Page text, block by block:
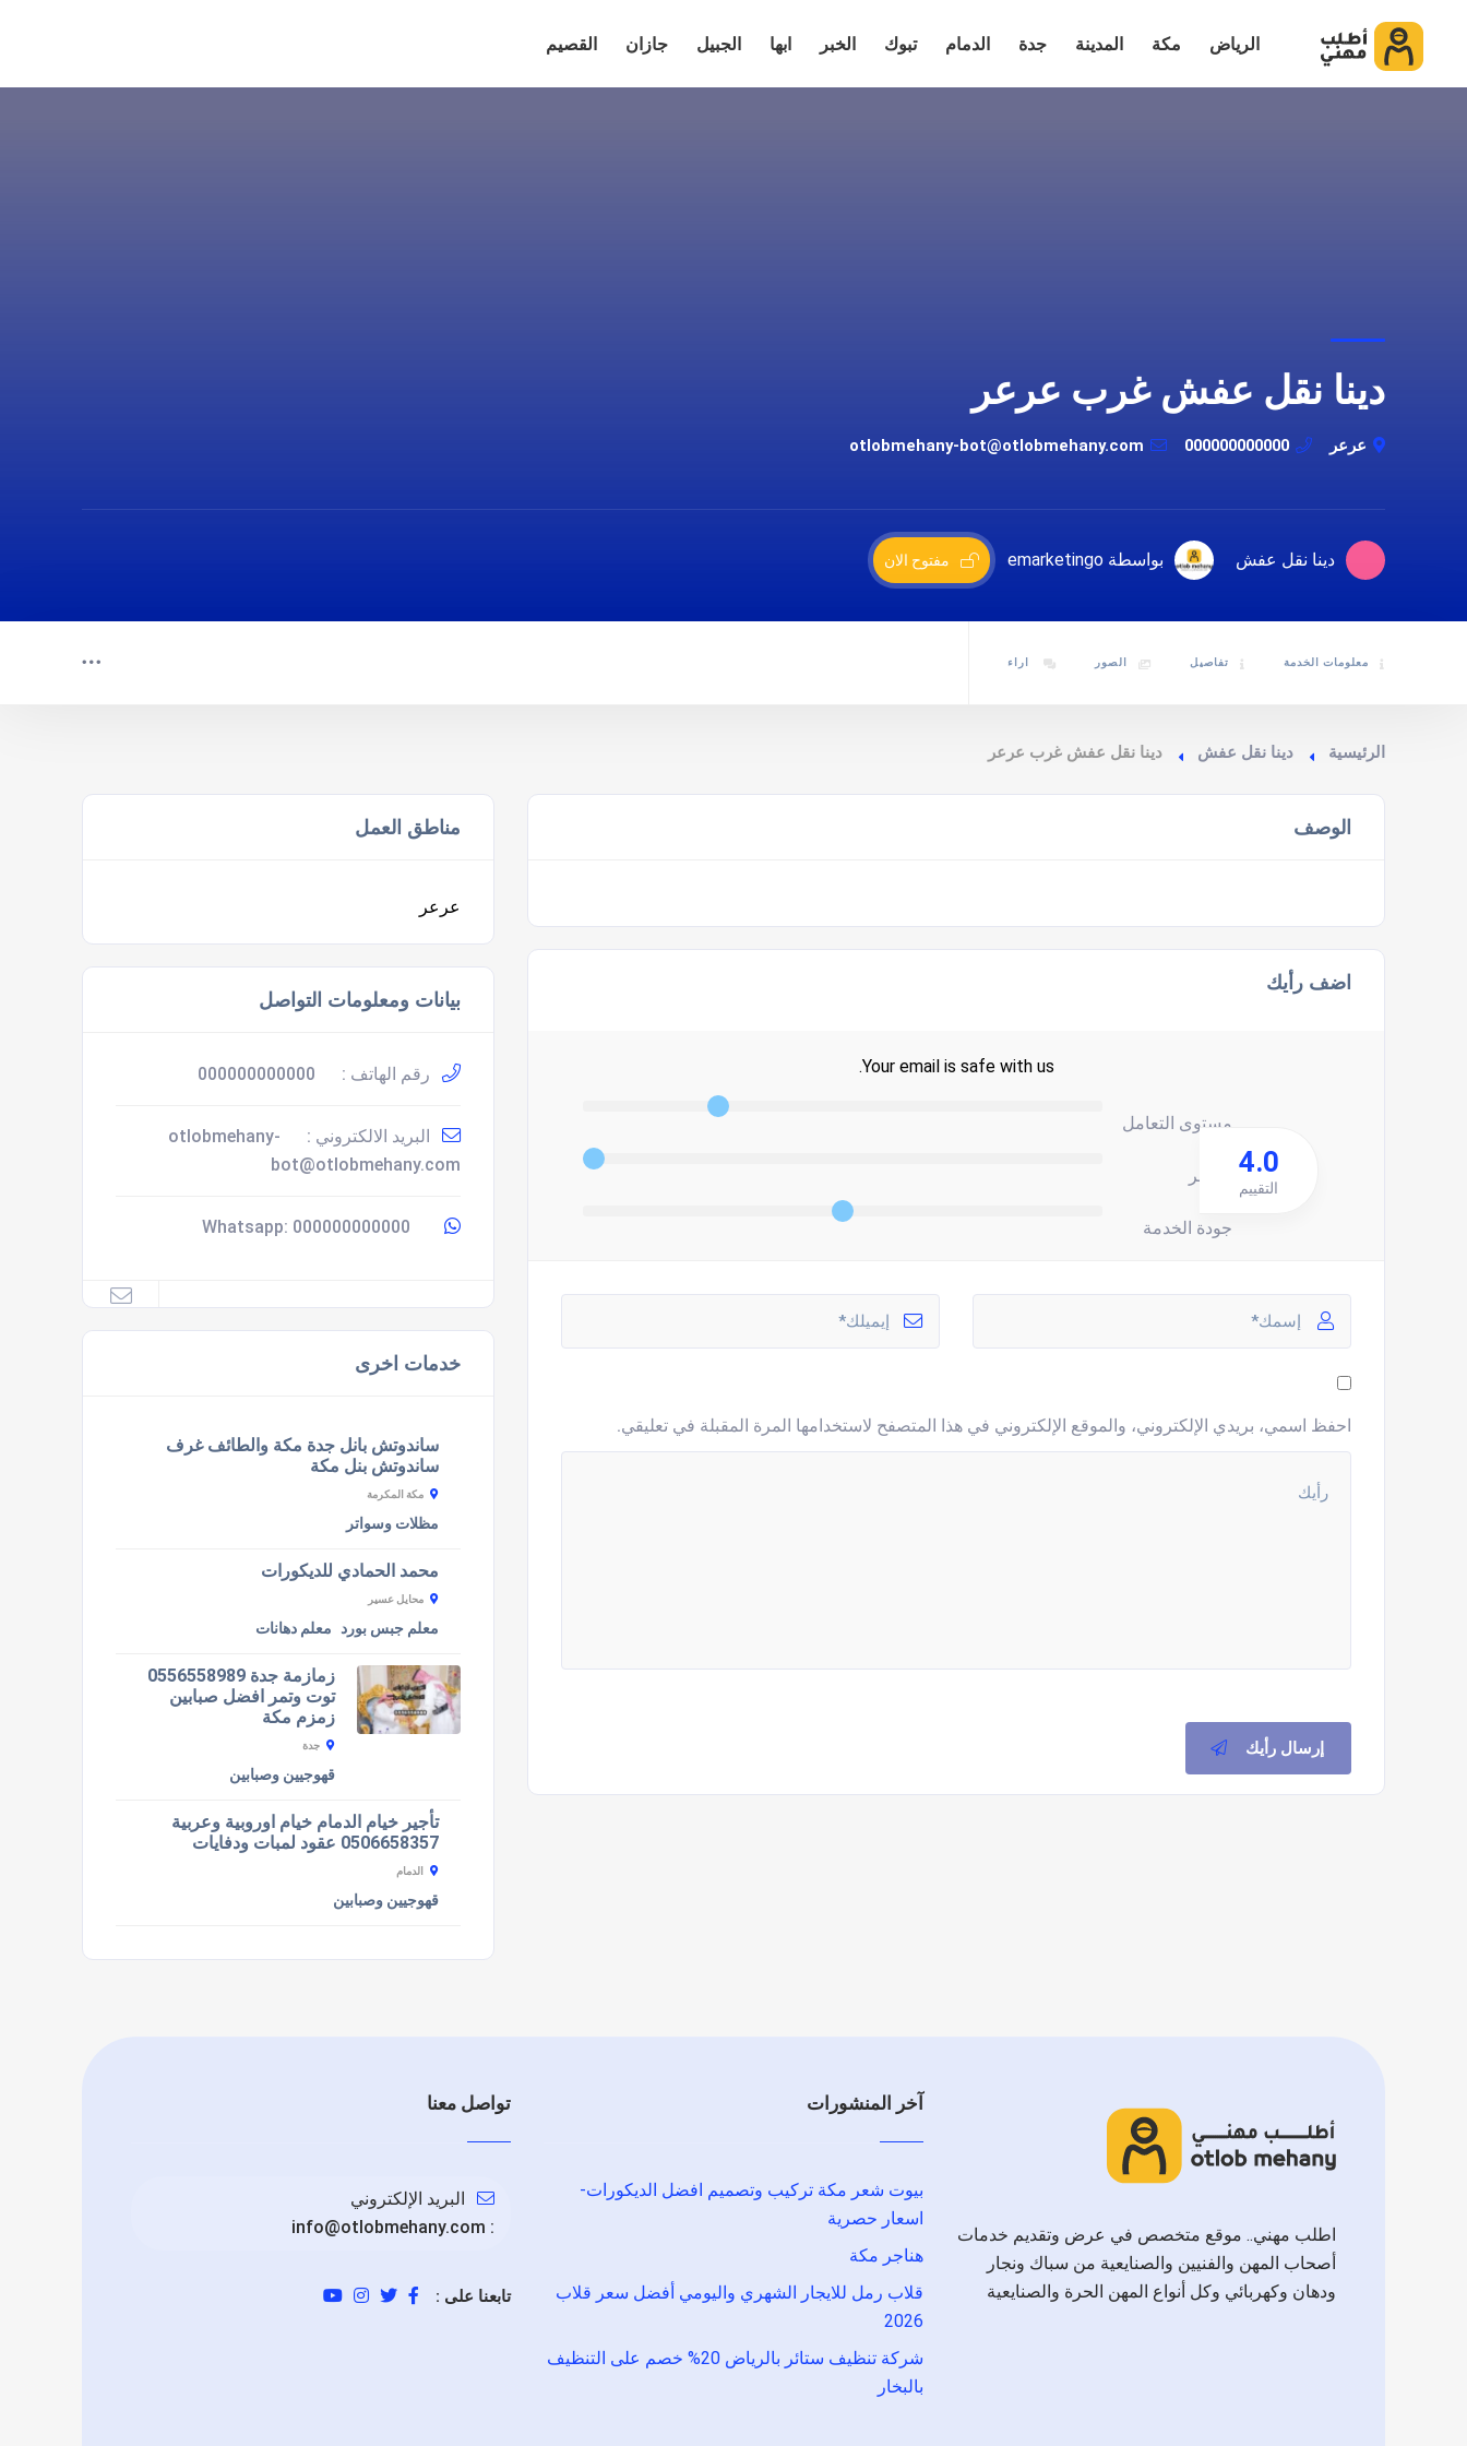
الرياض مكة المدينة جدة الدمام تبوك الخبر ابها الجبيل جازان القصيم
دينا نقل عفش غرب عرعر
عرعر 000000000000
otlobmehany-bot@otlobmehany.com
دينا نقل عفش بواسطة emarketingo مفتوح الان
معلومات الخدمة تفاصيل الصور اراء
الرئيسية دينا نقل عفش دينا نقل عفش غرب عرعر
الوصف
اضف رأيك
Your email is safe with us.
مستوى التعامل
السعر
جودة الخدمة
4.0
التقييم
احفظ اسمي، بريدي الإلكتروني، والموقع الإلكتروني في هذا المتصفح لاستخدامها المرة المقبلة في تعليقي.
إرسال رأيك
مناطق العمل
عرعر
بيانات ومعلومات التواصل
رقم الهاتف : 000000000000
البريد الالكتروني :
otlobmehany-
bot@otlobmehany.com
000000000000
خدمات اخرى
ساندوتش بانل جدة مكة والطائف غرف
ساندوتش بنل مكة
مكة المكرمة
مظلات وسواتر
محمد الحمادي للديكورات
محايل عسير
معلم جبس بورد معلم دهانات
زمازمة جدة 0556558989
توت وتمر افضل صبابين
زمزم مكة
جدة
قهوجيين وصبابين
تأجير خيام الدمام خيام اوروبية وعربية
0506658357 عقود لمبات ودفايات
الدمام
قهوجيين وصبابين
اطلب مهني.. موقع متخصص في عرض وتقديم خدمات
أصحاب المهن والفنيين والصنايعية من سباك ونجار
ودهان وكهربائي وكل أنواع المهن الحرة والصنايعية
آخر المنشورات
بيوت شعر مكة تركيب وتصميم افضل الديكورات-
اسعار حصرية
هناجر مكة
قلاب رمل للايجار الشهري واليومي أفضل سعر قلاب
2026
شركة تنظيف ستائر بالرياض 20% خصم على التنظيف
بالبخار
تواصل معنا
البريد الإلكتروني
:
info@otlobmehany.com
تابعنا على :